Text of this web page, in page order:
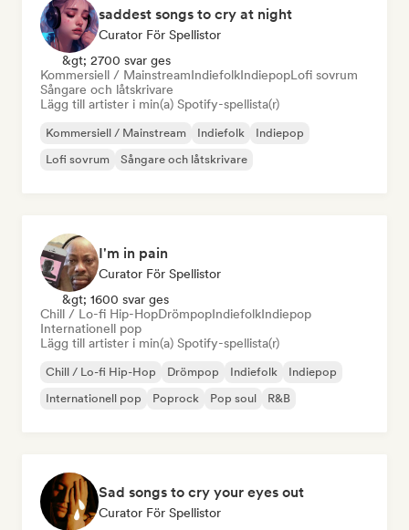
saddest songs to cry at night
Curator För Spellistor
&gt; 2700 svar ges
Kommersiell / MainstreamIndiefolkIndiepopLofi sovrum
Sångare och låtskrivare
Lägg till artister i min(a) Spotify-spellista(r)
Kommersiell / Mainstream Indiefolk
Indiepop
Lofi sovrum
Sångare och låtskrivare
I'm in pain
Curator För Spellistor
&gt; 1600 svar ges
Chill / Lo-fi Hip-HopDrömpopIndiefolkIndiepop
Internationell pop
Lägg till artister i min(a) Spotify-spellista(r)
Chill / Lo-fi Hip-Hop Drömpop Indiefolk
Indiepop
Internationell pop
Poprock Pop soul R&B
Sad songs to cry your eyes out
Curator För Spellistor